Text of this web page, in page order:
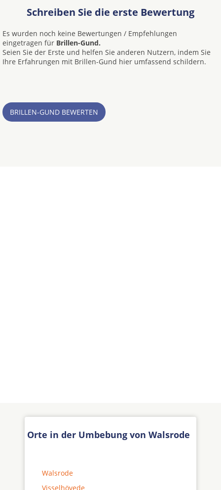
Schreiben Sie die erste Bewertung
Es wurden noch keine Bewertungen / Empfehlungen
eingetragen für Brillen-Gund.
Seien Sie der Erste und helfen Sie anderen Nutzern, indem Sie
Ihre Erfahrungen mit Brillen-Gund hier umfassend schildern.
BRILLEN-GUND BEWERTEN
Orte in der Umbebung von Walsrode
Walsrode
Visselhövede